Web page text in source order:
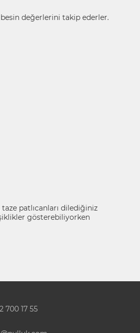
değerlerini takip ederler.
patlıcanları dilediğiniz
gösterebiliyorken
17 55